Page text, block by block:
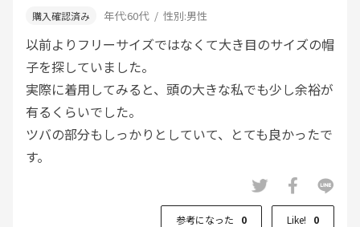
年代:60代 性別:男性
以前よりフリーサイズではなくて大き目のサイズの帽
子を探していました。
実際に着用してみると、頭の大きな私でも少し余裕が
有るくらいでした。
ツバの部分もしっかりとしていて、とても良かったで
す。
参考になった 0 Like! 0